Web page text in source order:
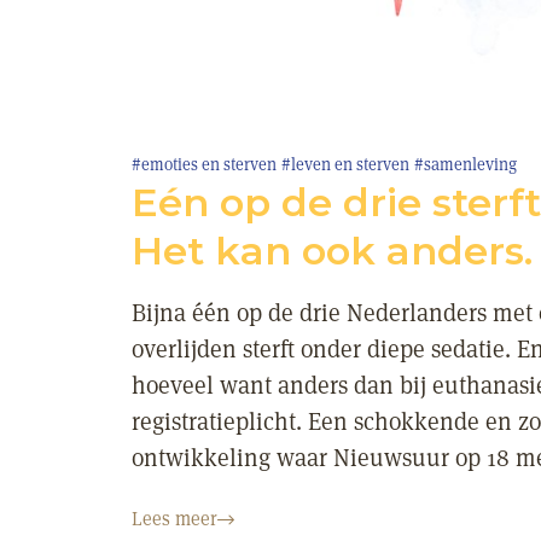
#emoties en sterven #leven en sterven #samenleving
Eén op de drie
Het kan ook anders.
Bijna één op de drie Nederlanders
overlijden sterft onder diepe sedatie.
hoeveel want anders dan bij
registratieplicht. Een schokkende en
ontwikkeling waar Nieuwsuur op 18
Lees meer